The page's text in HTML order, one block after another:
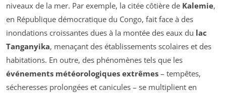
niveaux de la mer. Par exemple, la citée côtière de Kalemie,
en République démocratique du Congo, fait face à des
inondations croissantes dues à la montée des eaux du lac
Tanganyika, menaçant des établissements scolaires et des
habitations. En outre, des phénomènes tels que les
événements météorologiques extrêmes – tempêtes,
sécheresses prolongées et canicules – se multiplient en